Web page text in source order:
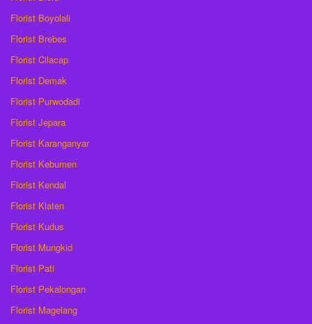
Florist Boyolali
Florist Brebes
Florist Cilacap
Florist Demak
Florist Purwodadi
Florist Jepara
Florist Karanganyar
Florist Kebumen
Florist Kendal
Florist Klaten
Florist Kudus
Florist Mungkid
Florist Pati
Florist Pekalongan
Florist Magelang